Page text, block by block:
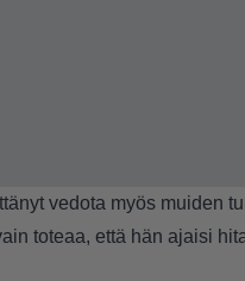
vedota myös muiden
toteaa, että hän ajaisi